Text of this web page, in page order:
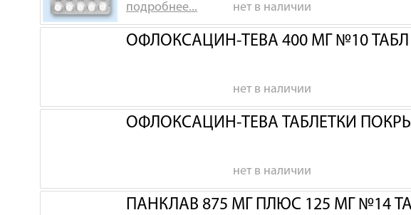
подробнее... нет в наличии
ОФЛОКСАЦИН-ТЕВА 400 МГ №10 ТАБЛ
нет в наличии
ОФЛОКСАЦИН-ТЕВА ТАБЛЕТКИ
нет в наличии
ПАНКЛАВ 875 МГ ПЛЮС 125 МГ №14